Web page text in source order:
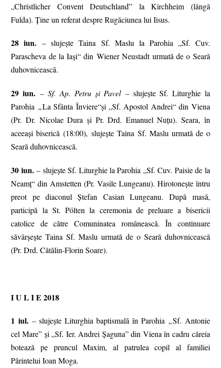
„Christlicher Convent Deutschland” la Kirchheim (lângă
Fulda). Ține un referat despre Rugăciunea lui Iisus.
28 iun. – slujește Taina Sf. Maslu la Parohia „Sf. Cuv.
Parascheva de la Iași“ din Wiener Neustadt urmată de o Seară
duhovnicească.
29 iun. –Sf. Ap. Petru și Pavel– slujește Sf. Liturghie la
Parohia „La Sfânta Înviere“şi „Sf. Apostol Andrei“ din Viena
(Pr. Dr. Nicolae Dura și Pr. Drd. Emanuel Nuţu). Seara, în
aceeași biserică (18:00), slujește Taina Sf. Maslu urmată de o
Seară duhovnicească.
30 iun.– slujește Sf. Liturghie la Parohia „Sf. Cuv. Paisie de la
Neamț“ din Amstetten (Pr. Vasile Lungeanu). Hirotonește întru
preot pe diaconul Ştefan Casian Lungeanu. După masă,
participă la St. Pölten la ceremonia de preluare a bisericii
catolice de către Comuninatea românească. În continuare
săvârșește Taina Sf. Maslu urmată de o Seară duhovnicească
(Pr. Drd. Cătălin-Florin Soare).
I U L I E 2018
1 iul.– slujeşte Liturghia baptismală în Parohia „Sf. Antonie
cel Mare” şi „Sf. Ier. Andrei Şaguna” din Viena în cadru căreia
botează pe pruncul Maxim, al patrulea copil al familiei
Părintelui Ioan Moga.